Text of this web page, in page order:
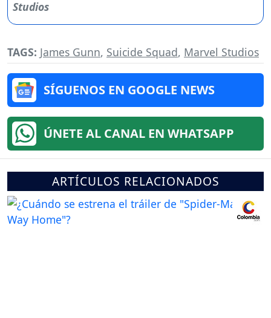
TAGS: James Gunn, Suicide Squad, Marvel Studios
SÍGUENOS EN GOOGLE NEWS
ÚNETE AL CANAL EN WHATSAPP
ARTÍCULOS RELACIONADOS